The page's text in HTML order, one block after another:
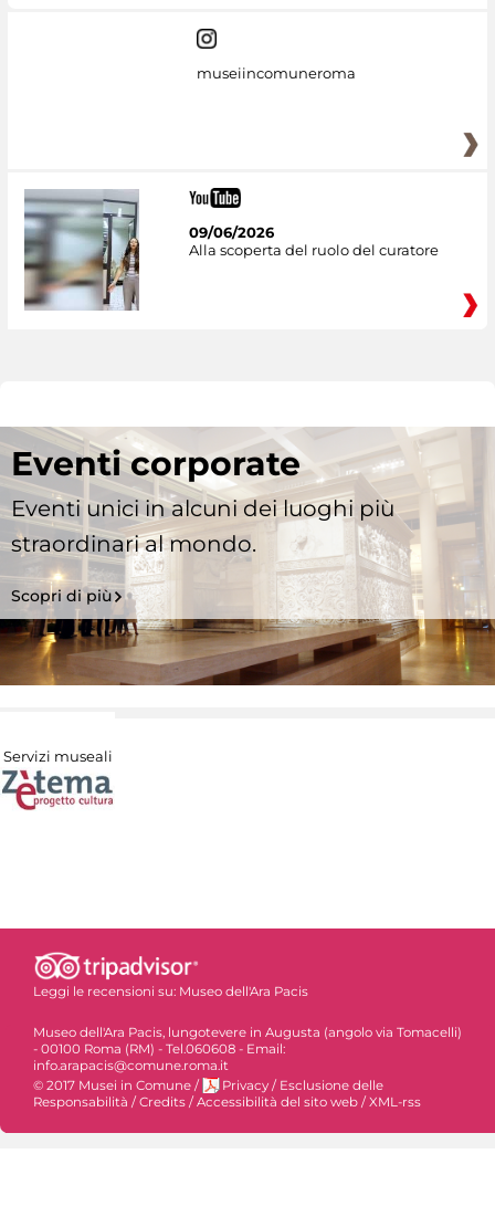
museiincomuneroma
09/06/2026
Alla scoperta del ruolo del curatore
Eventi corporate
Eventi unici in alcuni dei luoghi più
straordinari al mondo.
Scopri di più
Servizi museali
Leggi le recensioni su: Museo dell'Ara Pacis
Museo dell'Ara Pacis, lungotevere in Augusta (angolo via Tomacelli)
- 00100 Roma (RM) - Tel.060608 - Email:
info.arapacis@comune.roma.it
© 2017 Musei in Comune / Privacy / Esclusione delle
Responsabilità / Credits / Accessibilità del sito web / XML-rss